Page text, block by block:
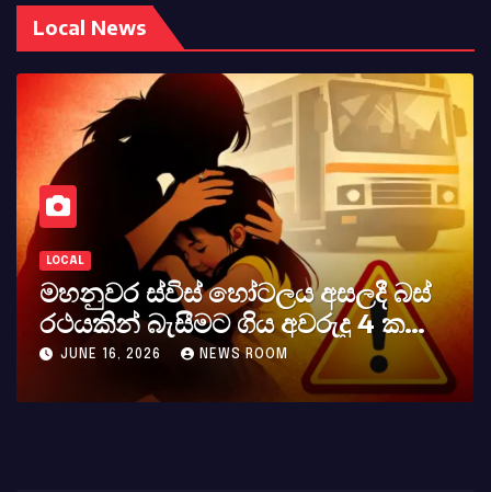
Local News
අසලදී බස්
අවරුදු 4 ක
LOCAL
කර්නල් අශෝක අලස්
අභාවය අප රටට සිදුවූ
MAY 23, 2026 NEWS ROOM